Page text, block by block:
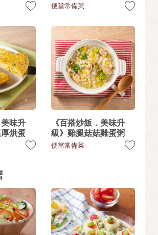
便當常備菜
美味升
烘蛋
《百搭炒飯．美味升
級》雞腿菇菇雞蛋粥
便當常備菜